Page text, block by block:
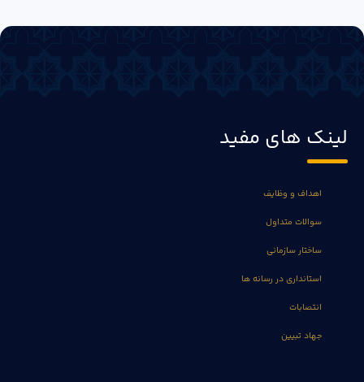
لینک های مفید
اهداف و وظایف
سوالات متداول
ساختار سازمانی
استانداری در رسانه ها
انتصابات
جهاد تبیین